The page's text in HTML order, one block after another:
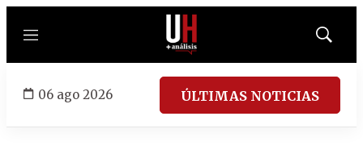
Menú
Mostrar
06 ago 2026 ÚLTIMAS NOTICIAS